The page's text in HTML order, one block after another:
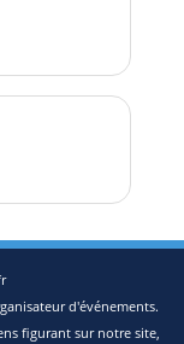
d'événements.
figurant sur notre site,